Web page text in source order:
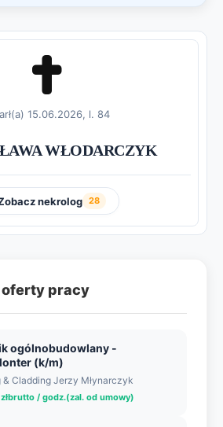
15.06.2026, l. 84
WŁODARCZYK
nekrolog 28
oferty pracy
ogólnobudowlany -
(k/m)
& Cladding Jerzy Młynarczyk
/ godz.(zal. od umowy)